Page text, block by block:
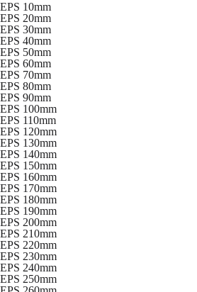
EPS 10mm
EPS 20mm
EPS 30mm
EPS 40mm
EPS 50mm
EPS 60mm
EPS 70mm
EPS 80mm
EPS 90mm
EPS 100mm
EPS 110mm
EPS 120mm
EPS 130mm
EPS 140mm
EPS 150mm
EPS 160mm
EPS 170mm
EPS 180mm
EPS 190mm
EPS 200mm
EPS 210mm
EPS 220mm
EPS 230mm
EPS 240mm
EPS 250mm